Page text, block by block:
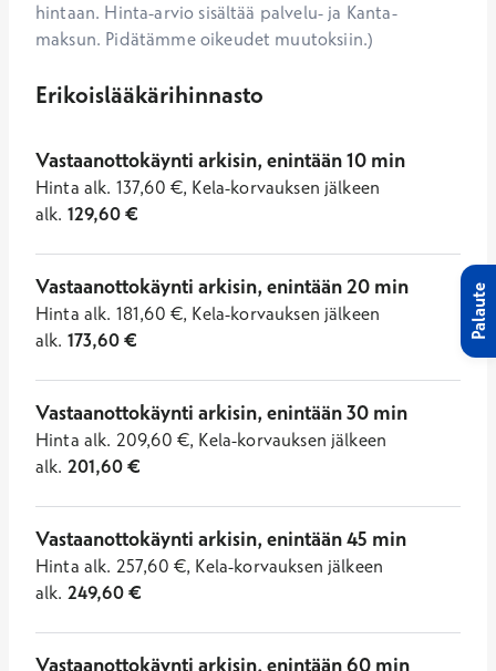
hintaan. Hinta-arvio sisältää palvelu- ja Kanta-
maksun. Pidätämme oikeudet muutoksiin.)
Erikoislääkärihinnasto
Vastaanottokäynti arkisin, enintään 10 min
Hinta alk. 137,60 €, Kela-korvauksen jälkeen
alk. 129,60€
Vastaanottokäynti arkisin, enintään 20 min
Hinta alk. 181,60 €, Kela-korvauksen jälkeen
alk. 173,60€
Vastaanottokäynti arkisin, enintään 30 min
Hinta alk. 209,60 €, Kela-korvauksen jälkeen
alk. 201,60€
Vastaanottokäynti arkisin, enintään 45 min
Hinta alk. 257,60 €, Kela-korvauksen jälkeen
alk. 249,60€
Vastaanottokäynti arkisin, enintään 60 min
Palaute